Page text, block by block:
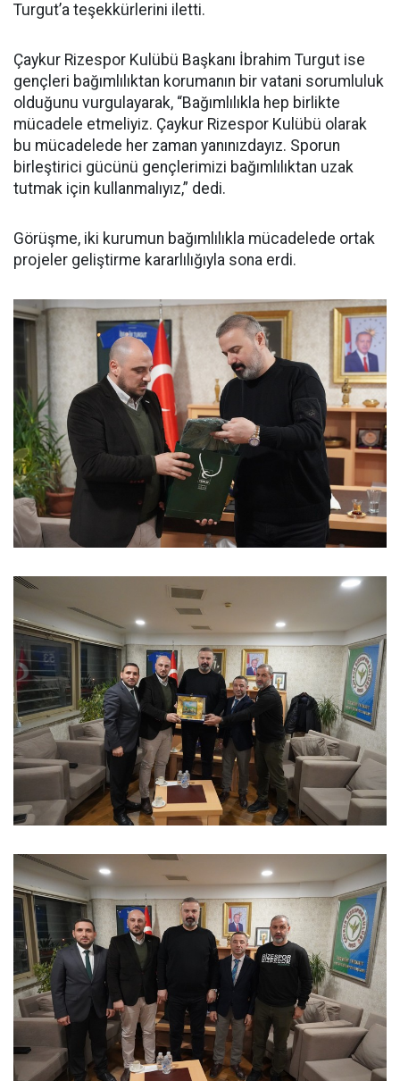
Turgut’a teşekkürlerini iletti.
Çaykur Rizespor Kulübü Başkanı İbrahim Turgut ise
gençleri bağımlılıktan korumanın bir vatani sorumluluk
olduğunu vurgulayarak, “Bağımlılıkla hep birlikte
mücadele etmeliyiz. Çaykur Rizespor Kulübü olarak
bu mücadelede her zaman yanınızdayız. Sporun
birleştirici gücünü gençlerimizi bağımlılıktan uzak
tutmak için kullanmalıyız,” dedi.
Görüşme, iki kurumun bağımlılıkla mücadelede ortak
projeler geliştirme kararlılığıyla sona erdi.